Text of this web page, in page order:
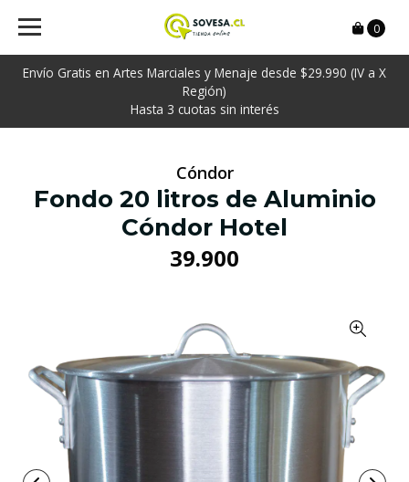
Envío Gratis en Artes Marciales y Menaje desde $29.990 (IV a X
Región)
Hasta 3 cuotas sin interés
0
Cóndor
Fondo 20 litros de Aluminio
Cóndor Hotel
39.900